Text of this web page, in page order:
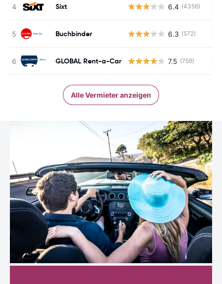
Sixt 6.4 (4356)
Buchbinder 6.3 (572)
GLOBAL Rent-a-Car 7.5 (756)
Alle Vermieter anzeigen